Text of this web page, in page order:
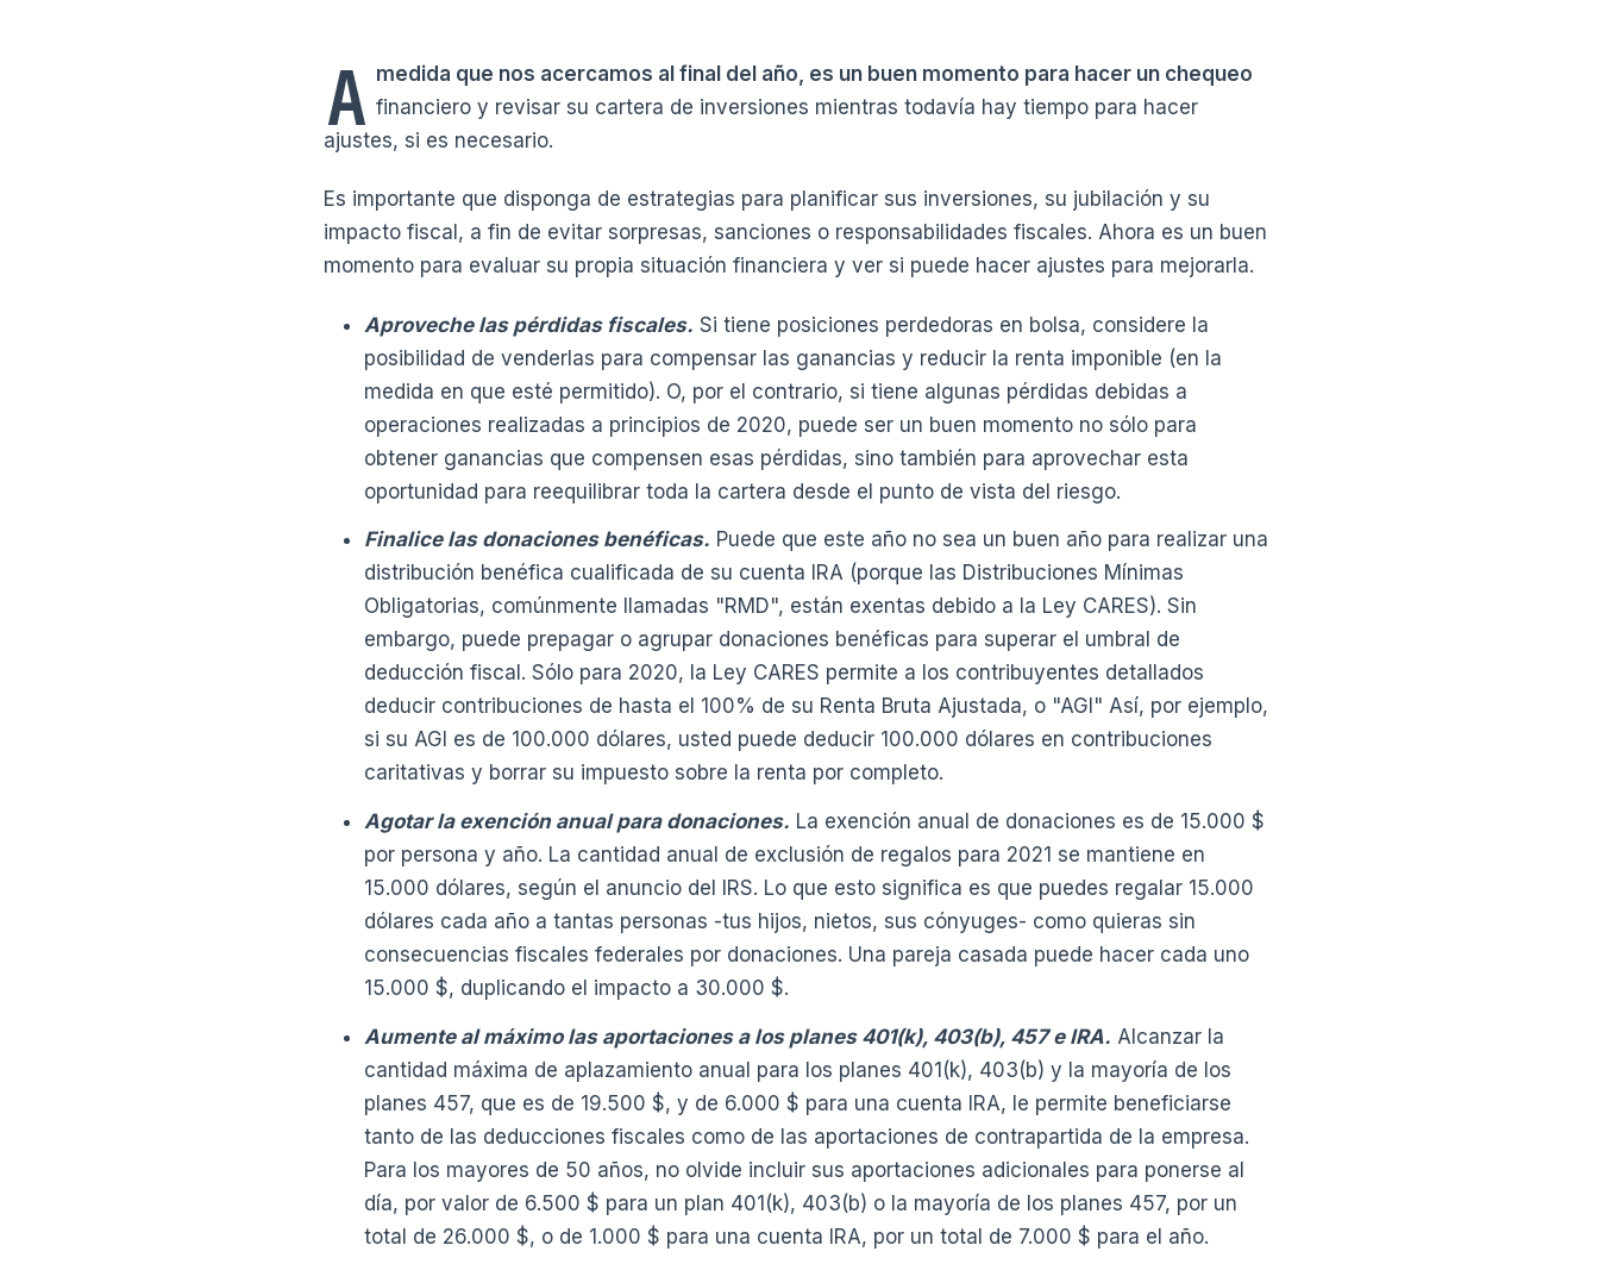
A medida que nos acercamos al final del año, es un buen momento para hacer un chequeo
financiero y revisar su cartera de inversiones mientras todavía hay tiempo para hacer
ajustes, si es necesario.
Es importante que disponga de estrategias para planificar sus inversiones, su jubilación y su
impacto fiscal, a fin de evitar sorpresas, sanciones o responsabilidades fiscales. Ahora es un buen
momento para evaluar su propia situación financiera y ver si puede hacer ajustes para mejorarla.
Aproveche las pérdidas fiscales. Si tiene posiciones perdedoras en bolsa, considere la
posibilidad de venderlas para compensar las ganancias y reducir la renta imponible (en la
medida en que esté permitido). O, por el contrario, si tiene algunas pérdidas debidas a
operaciones realizadas a principios de 2020, puede ser un buen momento no sólo para
obtener ganancias que compensen esas pérdidas, sino también para aprovechar esta
oportunidad para reequilibrar toda la cartera desde el punto de vista del riesgo.
Finalice las donaciones benéficas. Puede que este año no sea un buen año para realizar una
distribución benéfica cualificada de su cuenta IRA (porque las Distribuciones Mínimas
Obligatorias, comúnmente llamadas "RMD", están exentas debido a la Ley CARES). Sin
embargo, puede prepagar o agrupar donaciones benéficas para superar el umbral de
deducción fiscal. Sólo para 2020, la Ley CARES permite a los contribuyentes detallados
deducir contribuciones de hasta el 100% de su Renta Bruta Ajustada, o "AGI" Así, por ejemplo,
si su AGI es de 100.000 dólares, usted puede deducir 100.000 dólares en contribuciones
caritativas y borrar su impuesto sobre la renta por completo.
Agotar la exención anual para donaciones. La exención anual de donaciones es de 15.000 $
por persona y año. La cantidad anual de exclusión de regalos para 2021 se mantiene en
15.000 dólares, según el anuncio del IRS. Lo que esto significa es que puedes regalar 15.000
dólares cada año a tantas personas -tus hijos, nietos, sus cónyuges- como quieras sin
consecuencias fiscales federales por donaciones. Una pareja casada puede hacer cada uno
15.000 $, duplicando el impacto a 30.000 $.
Aumente al máximo las aportaciones a los planes 401(k), 403(b), 457 e IRA. Alcanzar la
cantidad máxima de aplazamiento anual para los planes 401(k), 403(b) y la mayoría de los
planes 457, que es de 19.500 $, y de 6.000 $ para una cuenta IRA, le permite beneficiarse
tanto de las deducciones fiscales como de las aportaciones de contrapartida de la empresa.
Para los mayores de 50 años, no olvide incluir sus aportaciones adicionales para ponerse al
día, por valor de 6.500 $ para un plan 401(k), 403(b) o la mayoría de los planes 457, por un
total de 26.000 $, o de 1.000 $ para una cuenta IRA, por un total de 7.000 $ para el año.